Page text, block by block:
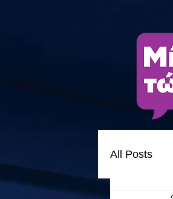
All Posts